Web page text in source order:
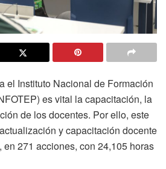
el Instituto Nacional de Formación
es vital la capacitación, la
de los docentes. Por ello, este
y capacitación docente
271 acciones, con 24,105 horas